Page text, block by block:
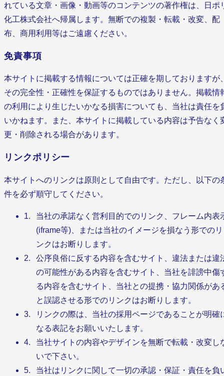
れている文章・画像・動画等のコンテンツの著作権は、日ポ
化工株式会社へ帰属します。無断での複製・転載・改変、配
布、商用利用等はご遠慮ください。
免責事項
本サイトに掲載する情報については正確を期しておりますが
その完全性・正確性を保証するものではありません。掲載情
の利用により生じたいかなる損害についても、当社は責任を
いかねます。また、本サイトに掲載している内容は予告なく
更・削除される場合があります。
リンクポリシー
本サイトへのリンクは原則として自由です。ただし、以下の
件を必ず順守してください。
当社の承諾なく営利目的でのリンク、フレーム内表
(iframe等)、または当社のイメージを損なう形でのリ
ンクはお断りします。
公序良俗に反する内容を含むサイト、違法または違
の可能性がある内容を含むサイト、当社を誹謗中傷
る内容を含むサイト、当社との提携・協力関係があ
と誤認させる形でのリンクはお断りします。
リンクの際は、当社の採用ページであることが明確
なる表記をお願いいたします。
当社サイトの内容やデザインを無断で転載・改変し
いで下さい。
当社はリンクに関して一切の承認・保証・責任を負